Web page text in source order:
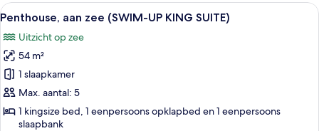
Alle
foto's
voor
Penthouse,
aan
zee
(SWIM-
Een hotelkamer met een bed, een
10
Penthouse, aan zee (SWIM-UP KING SUITE)
Uitzicht op zee
54 m²
1 slaapkamer
Max. aantal: 5
1 kingsize bed, 1 eenpersoons opklapbed en 1 eenpersoons
slaapbank